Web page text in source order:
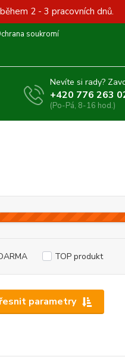
2 - 3 pracovních dnů.
soukromí
Nevíte si rady?
+420 776 263
(Po-Pá, 8-16 hod.)
parametry
TOP produkt